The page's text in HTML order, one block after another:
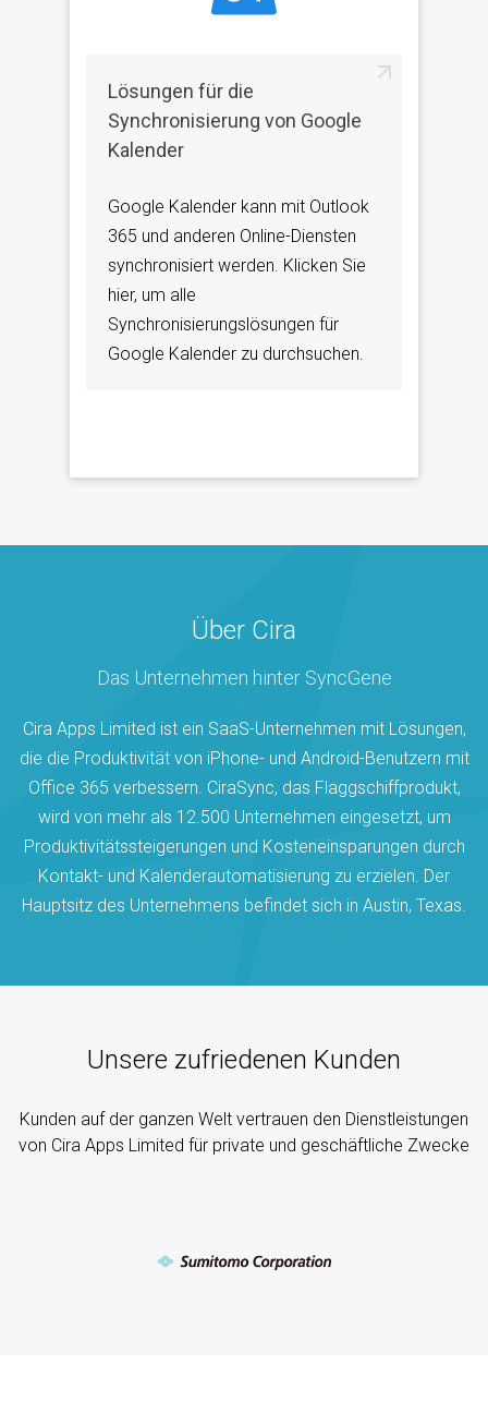
Lösungen für die
Synchronisierung von Google
Kalender
Google Kalender kann mit Outlook
365 und anderen Online-Diensten
synchronisiert werden. Klicken Sie
hier, um alle
Synchronisierungslösungen für
Google Kalender zu durchsuchen.
Über Cira
Das Unternehmen hinter SyncGene
Cira Apps Limited ist ein SaaS-Unternehmen mit Lösungen,
die die Produktivität von iPhone- und Android-Benutzern mit
Office 365 verbessern. CiraSync, das Flaggschiffprodukt,
wird von mehr als 12.500 Unternehmen eingesetzt, um
Produktivitätssteigerungen und Kosteneinsparungen durch
Kontakt- und Kalenderautomatisierung zu erzielen. Der
Hauptsitz des Unternehmens befindet sich in Austin, Texas.
Unsere zufriedenen Kunden
Kunden auf der ganzen Welt vertrauen den Dienstleistungen
von Cira Apps Limited für private und geschäftliche Zwecke